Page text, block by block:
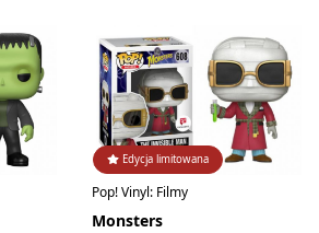
Edycja limitowana
Pop! Vinyl: Filmy
Monsters